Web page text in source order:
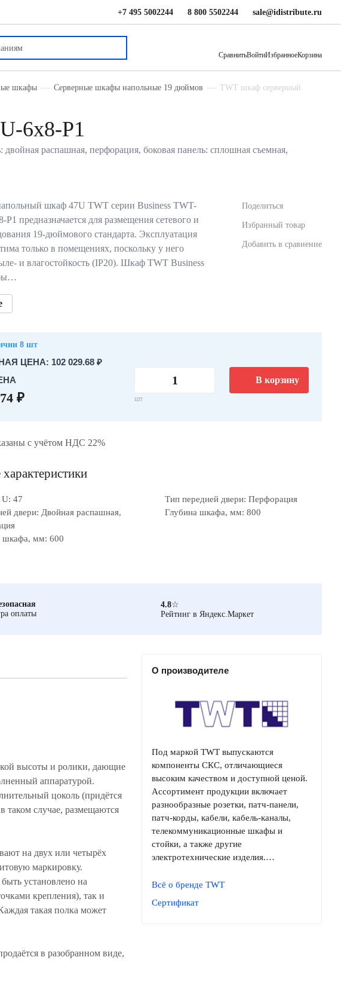
+7 495 5002244 8 800 5502244 sale@idistribute.ru
СравнитьВойтиИзбранноеКорзина
шкафы Серверные шкафы напольные 19 дюймов
TWT шкаф серверный
6x8-P1
распашная, перфорация, боковая панель: сплошная съемная,
шкаф 47U TWT серии Business TWT-
предназначается для размещения сетевого и
19-дюймового стандарта. Эксплуатация
только в помещениях, поскольку у него
и влагостойкость (IP20). Шкаф TWT Business
Поделиться
Избранный товар
Добавить в сравнение
8 шт
ЦЕНА: 102 029.68 ₽
₽ шт
В корзину
с учётом НДС 22%
47
Тип передней двери: Перфорация
двери: Двойная распашная,
Глубина шкафа, мм: 800
мм: 600
оплаты
4.8☆
Рейтинг в Яндекс.Маркет
высоты и ролики, дающие
аппаратурой.
цоколь (придётся
таком случае, размещаются
на двух или четырёх
маркировку.
установлено на
крепления), так и
такая полка может
в разобранном виде,
О производителе
Под маркой TWT выпускаются
компоненты СКС, отличающиеся
высоким качеством и доступной ценой.
Ассортимент продукции включает
разнообразные розетки, патч-панели,
патч-корды, кабели, кабель-каналы,
телекоммуникационные шкафы и
стойки, а также другие
электротехнические изделия.…
Всё о бренде TWT
Сертификат